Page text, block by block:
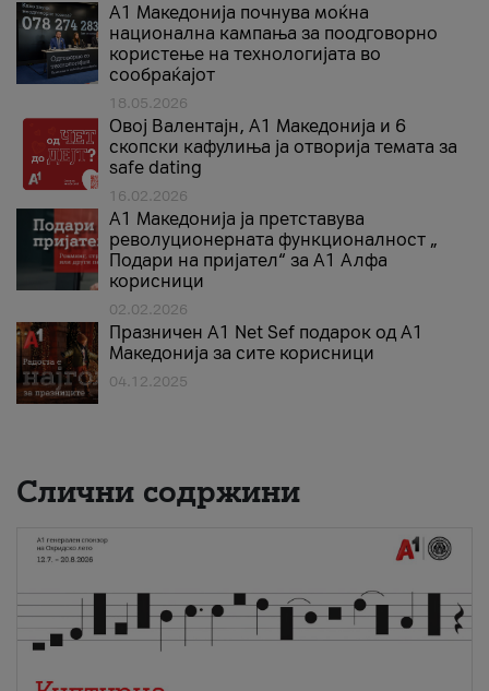
A1 Македонија почнува моќна
национална кампања за поодговорно
користење на технологијата во
сообраќајот
18.05.2026
Овој Валентајн, A1 Македонија и 6
скопски кафулиња ја отворија темата за
safe dating
16.02.2026
А1 Македонија ја претставува
револуционерната функционалност „
Подари на пријател“ за А1 Алфа
корисници
02.02.2026
Празничен A1 Net Sеf подарок од А1
Македонија за сите корисници
04.12.2025
Слични содржини